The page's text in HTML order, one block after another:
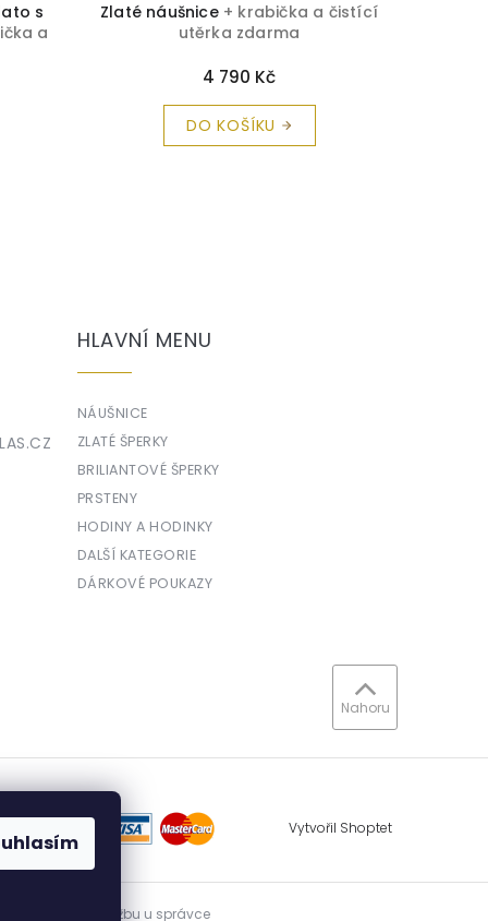
s
a
Zlaté náušnice + krabička a čistící
utěrka zdarma
4 790 Kč
DO KOŠÍKU
HLAVNÍ MENU
NÁUŠNICE
ZLATÉ ŠPERKY
BRILIANTOVÉ ŠPERKY
PRSTENY
HODINY A HODINKY
DALŠÍ KATEGORIE
DÁRKOVÉ POUKAZY
Vytvořil Shoptet
Nahoru
přijatou tržbu u správce